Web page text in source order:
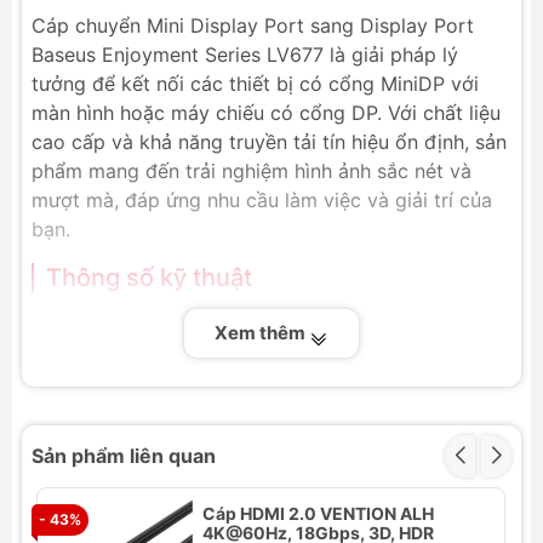
Cáp chuyển Mini Display Port sang Display Port
Baseus Enjoyment Series LV677 là giải pháp lý
tưởng để kết nối các thiết bị có cổng MiniDP với
màn hình hoặc máy chiếu có cổng DP. Với chất liệu
cao cấp và khả năng truyền tải tín hiệu ổn định, sản
phẩm mang đến trải nghiệm hình ảnh sắc nét và
mượt mà, đáp ứng nhu cầu làm việc và giải trí của
bạn.
Thông số kỹ thuật
Thương hiệu:
LV677
Chiều dài:1.5m, 3m
Chuẩn:HDMI 2.0
Xem thêm
Sản phẩm liên quan
- 43%
Cáp HDMI 2.0 VENTION ALH
4K@60Hz, 18Gbps, 3D, HDR